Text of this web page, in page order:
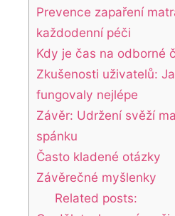
Prevence zapaření
každodenní péči
Kdy je čas na odborné
Zkušenosti uživatelů:
fungovaly nejlépe
Závěr: Udržení svěží
spánku
Často kladené otázky
Závěrečné myšlenky
Related posts: